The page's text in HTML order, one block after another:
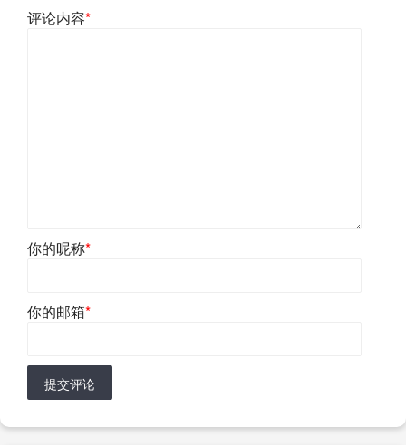
评论内容*
你的昵称*
你的邮箱*
提交评论